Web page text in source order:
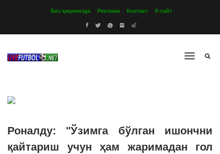
Биз ҳақимизда Реклама Контакт Х-сайт
Роналду: "Ўзимга бўлган ишончни
қайтариш учун ҳам жаримадан гол